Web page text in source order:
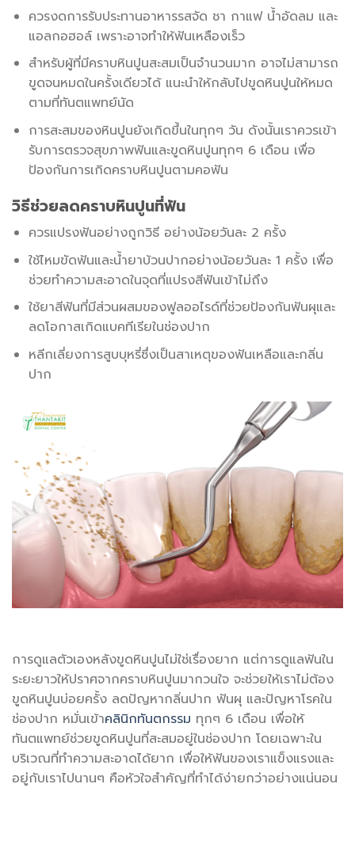
ควรงดการรับประทานอาหารรสจัด ชา กาแฟ น้ำอัดลม และ
แอลกอฮอล์ เพราะอาจทำให้ฟันเหลืองเร็ว
สำหรับผู้ที่มีคราบหินปูนสะสมเป็นจำนวนมาก อาจไม่สามารถ
ขูดจนหมดในครั้งเดียวได้ แนะนำให้กลับไปขูดหินปูนให้หมด
ตามที่ทันตแพทย์นัด
การสะสมของหินปูนยังเกิดขึ้นในทุกๆ วัน ดังนั้นเราควรเข้า
รับการตรวจสุขภาพฟันและขูดหินปูนทุกๆ 6 เดือน เพื่อ
ป้องกันการเกิดคราบหินปูนตามคอฟัน
วิธีช่วยลดคราบหินปูนที่ฟัน
ควรแปรงฟันอย่างถูกวิธี อย่างน้อยวันละ 2 ครั้ง
ใช้ไหมขัดฟันและน้ำยาบ้วนปากอย่างน้อยวันละ 1 ครั้ง เพื่อ
ช่วยทำความสะอาดในจุดที่แปรงสีฟันเข้าไม่ถึง
ใช้ยาสีฟันที่มีส่วนผสมของฟูลออไรด์ที่ช่วยป้องกันฟันผุและ
ลดโอกาสเกิดแบคทีเรียในช่องปาก
หลีกเลี่ยงการสูบบุหรี่ซึ่งเป็นสาเหตุของฟันเหลือและกลิ่น
ปาก
การดูแลตัวเองหลังขูดหินปูนไม่ใช่เรื่องยาก แต่การดูแลฟันใน
ระยะยาวให้ปราศจากคราบหินปูนมากวนใจ จะช่วยให้เราไม่ต้อง
ขูดหินปูนบ่อยครั้ง ลดปัญหากลิ่นปาก ฟันผุ และปัญหาโรคใน
ช่องปาก หมั่นเข้าคลินิกทันตกรรม ทุกๆ 6 เดือน เพื่อให้
ทันตแพทย์ช่วยขูดหินปูนที่สะสมอยู่ในช่องปาก โดยเฉพาะใน
บริเวณที่ทำความสะอาดได้ยาก เพื่อให้ฟันของเราแข็งแรงและ
อยู่กับเราไปนานๆ คือหัวใจสำคัญที่ทำได้ง่ายกว่าอย่างแน่นอน